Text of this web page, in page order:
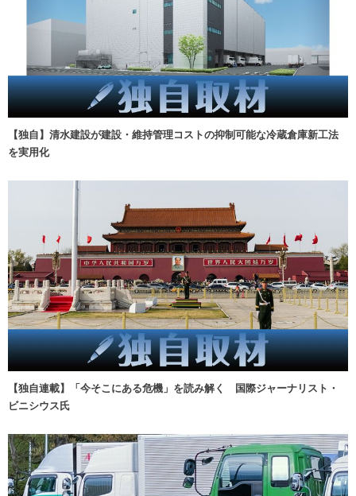
【独自】清水建設が建設・維持管理コストの抑制可能な冷蔵倉庫新工法
を実用化
【独自連載】「今そこにある危機」を読み解く 国際ジャーナリスト・
ビニシウス氏